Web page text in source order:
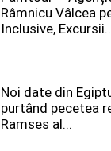
Râmnicu Vâlcea
Inclusive,
Noi date din
purtând pecetea
Ramses al...